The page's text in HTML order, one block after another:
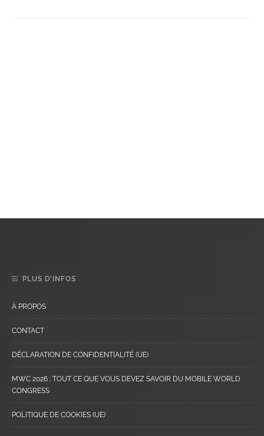
PLUS D’INFOS
À PROPOS
CONTACT
DÉCLARATION DE CONFIDENTIALITÉ (UE)
MWC 2026 : TOUT CE QUE VOUS DEVEZ SAVOIR DU MOBILE WORLD
CONGRESS
POLITIQUE DE COOKIES (UE)